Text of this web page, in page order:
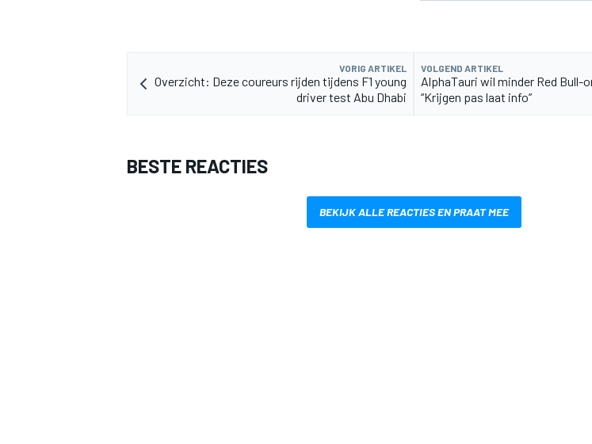
VORIG ARTIKEL
Overzicht: Deze coureurs rijden tijdens F1 young
driver test Abu Dhabi
VOLGEND ARTIKEL
AlphaTauri wil minder Red Bull-
“Krijgen pas laat info”
BESTE REACTIES
BEKIJK ALLE REACTIES EN PRAAT MEE